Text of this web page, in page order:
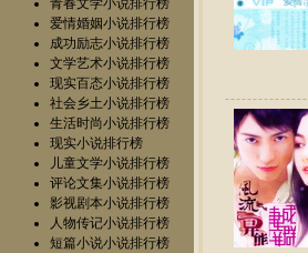
青春文学小说排行榜
爱情婚姻小说排行榜
成功励志小说排行榜
文学艺术小说排行榜
现实百态小说排行榜
社会乡土小说排行榜
生活时尚小说排行榜
现实小说排行榜
儿童文学小说排行榜
评论文集小说排行榜
影视剧本小说排行榜
人物传记小说排行榜
短篇小说小说排行榜